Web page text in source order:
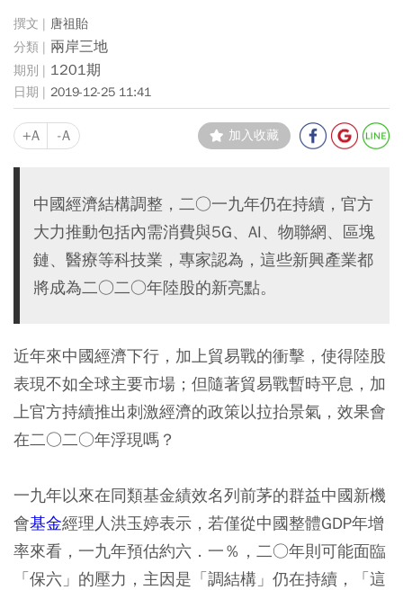
唐祖貽
兩岸三地
1201期
2019-12-25 11:41
+A -A 加入收藏
中國經濟結構調整，二○一九年仍在持續，官方
大力推動包括內需消費與5G、AI、物聯網、區塊
鏈、醫療等科技業，專家認為，這些新興產業都
將成為二○二○年陸股的新亮點。
近年來中國經濟下行，加上貿易戰的衝擊，使得陸股
表現不如全球主要市場；但隨著貿易戰暫時平息，加
上官方持續推出刺激經濟的政策以拉抬景氣，效果會
在二○二○年浮現嗎？
一九年以來在同類基金績效名列前茅的群益中國新機
會基金經理人洪玉婷表示，若僅從中國整體GDP年增
率來看，一九年預估約六．一％，二○年則可能面臨
「保六」的壓力，主因是「調結構」仍在持續，「這